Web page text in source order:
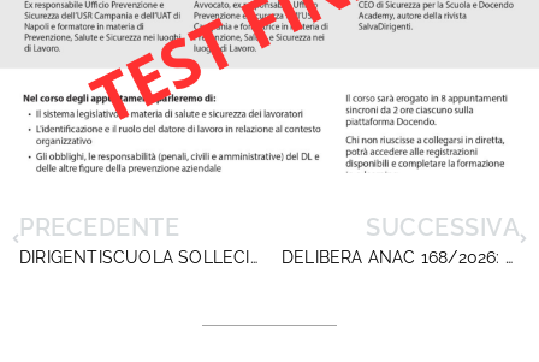
PRECEDENTE
DIRIGENTISCUOLA SOLLECITA ALLA DGPER IL CONFRONTO SU MOBILITA’ E INCARICHI DEI DIRIGENTI SCOLASTICI
SUCCESSIVA
DELIBERA ANAC 168/2026: WEBINAR IL 28 MAGGIO PER I SOCI DIRIGENTISCUOLA